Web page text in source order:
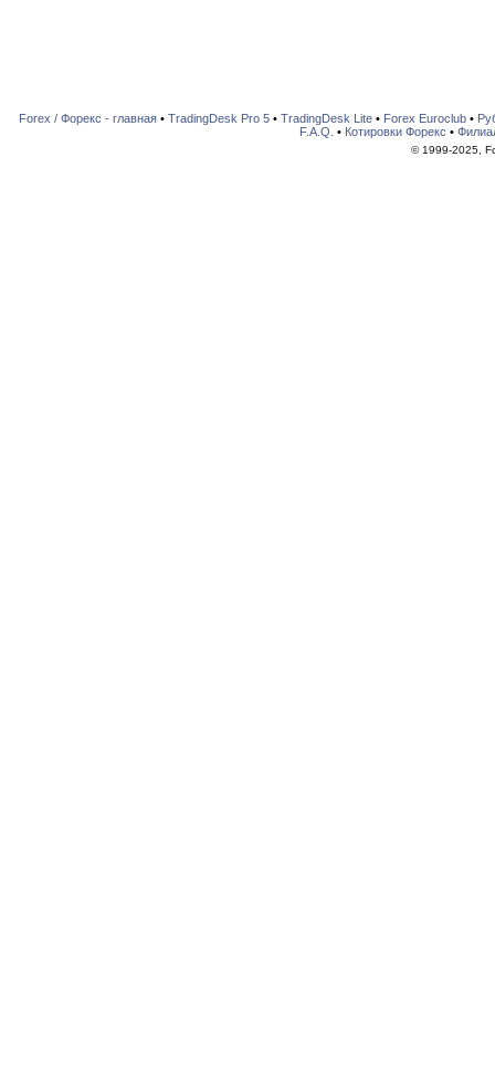
Forex / Форекс - главная• TradingDesk Pro 5• TradingDesk Lite• Forex Euroclub•
F.A.Q. • Котировки Форекс •
© 1999-2025,